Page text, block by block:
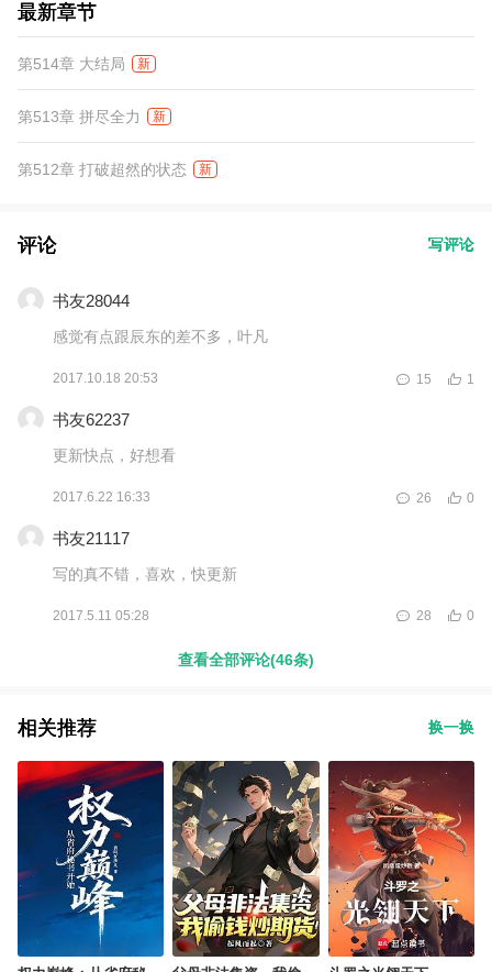
最新章节
第514章 大结局 新
第513章 拼尽全力 新
第512章 打破超然的状态 新
评论 写评论
书友28044
感觉有点跟辰东的差不多，叶凡
2017.10.18 20:53 1
15
书友62237
更新快点，好想看
2017.6.22 16:33 0
26
书友21117
写的真不错，喜欢，快更新
2017.5.11 05:28 0
28
查看全部评论(46条)
相关推荐 换一换